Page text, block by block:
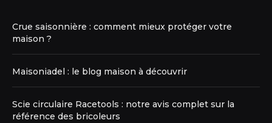
Crue saisonnière : comment mieux protéger votre
maison ?
Maisoniadel : le blog maison à découvrir
Scie circulaire Racetools : notre avis complet sur la
référence des bricoleurs